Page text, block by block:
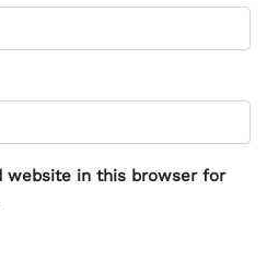
website in this browser for